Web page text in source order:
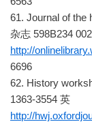
61. Journal of the
杂志 598B234
http://
6696
62. History
1363-3554 英
http://